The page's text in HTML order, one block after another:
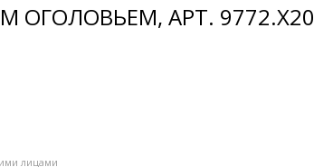
ОГОЛОВЬЕМ, АРТ. 9772.X20
лицами